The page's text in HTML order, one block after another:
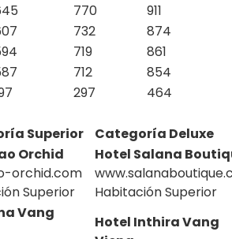
770
911
732
874
719
861
712
854
297
464
Superior Categoría Deluxe
Orchid
orchid.com
Superior
Hotel Salana
Habitación Superior
Vang
Hotel Inthira Vang